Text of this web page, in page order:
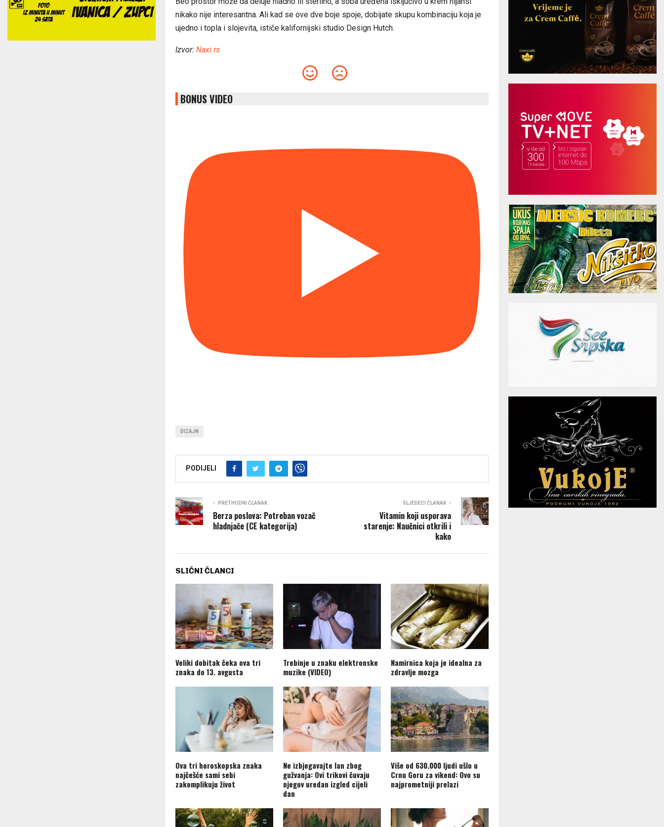
nikako nije interesantna. Ali kad se ove dve boje spoje, dobijate skupu kombinaciju koja je
ujedno i topla i slojevita, ističe kalifornijski studio Design Hutch.
Izvor: Naxi.rs
BONUS VIDEO
DIZAJN
PODIJELI
PRETHODNI ČLANAK
Berza poslova: Potreban vozač
hladnjače (CE kategorija)
SLJEDEĆI ČLANAK
Vitamin koji usporava
starenje: Naučnici otkrili i
kako
SLIČNI ČLANCI
Veliki dobitak čeka ova tri
znaka do 13. avgusta
Trebinje u znaku elektronske
muzike (VIDEO)
Namirnica koja je idealna za
zdravlje mozga
Ova tri horoskopska znaka
najčešće sami sebi
zakomplikuju život
Ne izbjegavajte lan zbog
gužvanja: Ovi trikovi čuvaju
njegov uredan izgled cijeli
dan
Više od 630.000 ljudi ušlo u
Crnu Goru za vikend: Ovo su
najprometniji prelazi